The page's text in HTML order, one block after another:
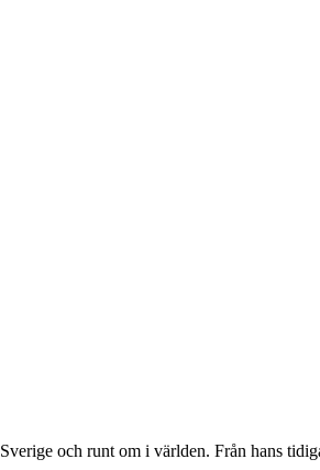
och runt om i världen. Från hans